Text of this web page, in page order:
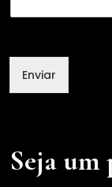
m
o
e
Enviar
Seja